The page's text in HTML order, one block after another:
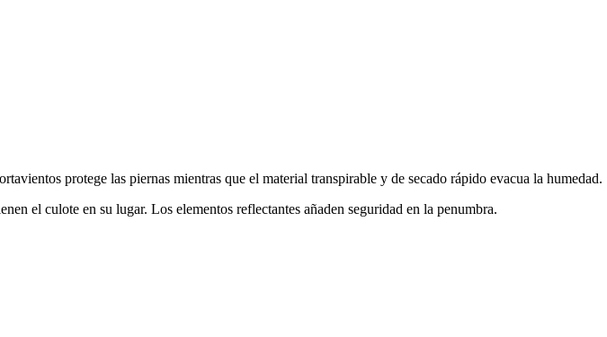
protege las piernas mientras que el material transpirable y de secado rápido evacua la humedad.
el culote en su lugar. Los elementos reflectantes añaden seguridad en la penumbra.